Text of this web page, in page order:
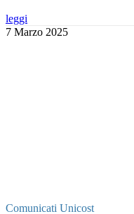
leggi
7 Marzo 2025
Comunicati Unicost